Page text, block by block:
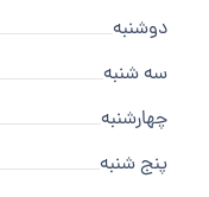
دوشنبه
سه شنبه
چهارشنبه
پنج شنبه